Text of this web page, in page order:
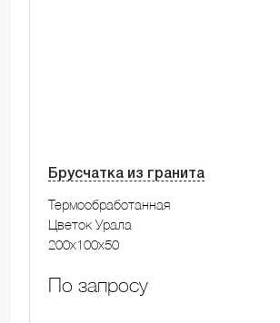
Брусчатка из гранита
Термообработанная
Цветок Урала
200x100x50
По запросу